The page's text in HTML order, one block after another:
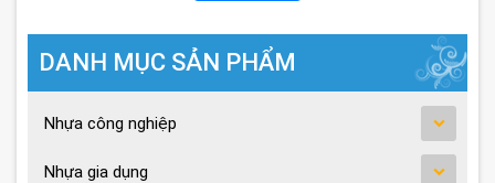
DANH MỤC SẢN PHẨM
Nhựa công nghiệp
Nhựa gia dụng